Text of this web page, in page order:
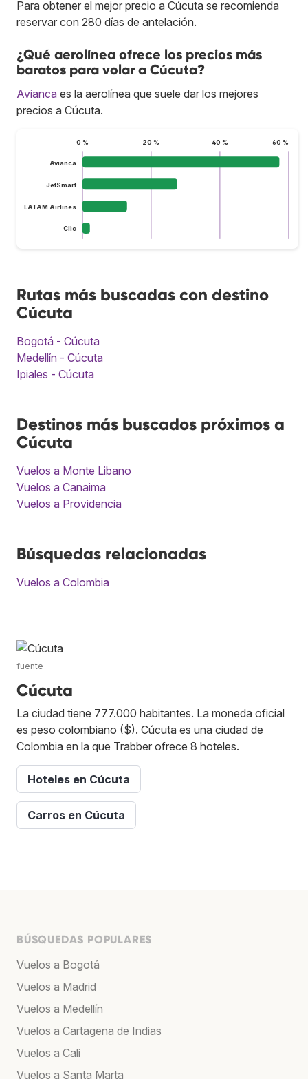
Para obtener el mejor precio a Cúcuta se recomienda
reservar con 280 días de antelación.
¿Qué aerolínea ofrece los precios más
baratos para volar a Cúcuta?
Avianca es la aerolínea que suele dar los mejores
precios a Cúcuta.
0 % 20 % 40 % 60 %
Avianca
JetSmart
LATAM Airlines
Clic
Rutas más buscadas con destino
Cúcuta
Bogotá - Cúcuta
Medellín - Cúcuta
Ipiales - Cúcuta
Destinos más buscados próximos a
Cúcuta
Vuelos a Monte Libano
Vuelos a Canaima
Vuelos a Providencia
Búsquedas relacionadas
Vuelos a Colombia
fuente
Cúcuta
La ciudad tiene 777.000 habitantes. La moneda oficial
es peso colombiano ($). Cúcuta es una ciudad de
Colombia en la que Trabber ofrece 8 hoteles.
Hoteles en Cúcuta
Carros en Cúcuta
BÚSQUEDAS POPULARES
Vuelos a Bogotá
Vuelos a Madrid
Vuelos a Medellín
Vuelos a Cartagena de Indias
Vuelos a Cali
Vuelos a Santa Marta